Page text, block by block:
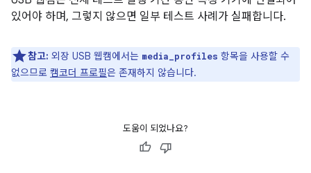
있어야 하며, 그렇지 않으면 일부 테스트 사례가 실패합니다.
참고: 외장 USB 웹캠에서는 media_profiles 항목을 사용할 수
없으므로 캠코더 프로필은 존재하지 않습니다.
도움이 되었나요?